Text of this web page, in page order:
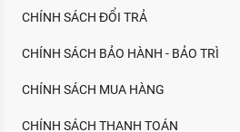
CHÍNH SÁCH ĐỔI TRẢ
CHÍNH SÁCH BẢO HÀNH - BẢO TRÌ
CHÍNH SÁCH MUA HÀNG
CHÍNH SÁCH THANH TOÁN